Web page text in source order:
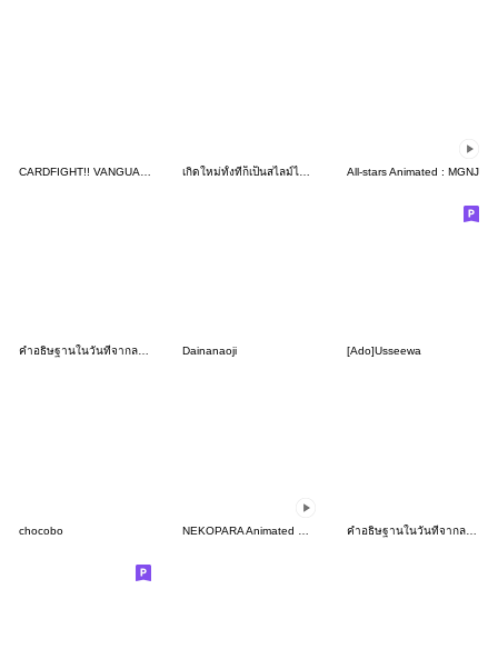
All-stars Animated : MGNJ
คำอธิษฐานในวันที่จากลา FRIEREN NO.2 Dainanaoji [Ado]Usseewa
chocobo คำอธิษฐานในวันที่จากลา FRIEREN